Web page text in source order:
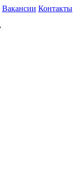
Вакансии Контакты